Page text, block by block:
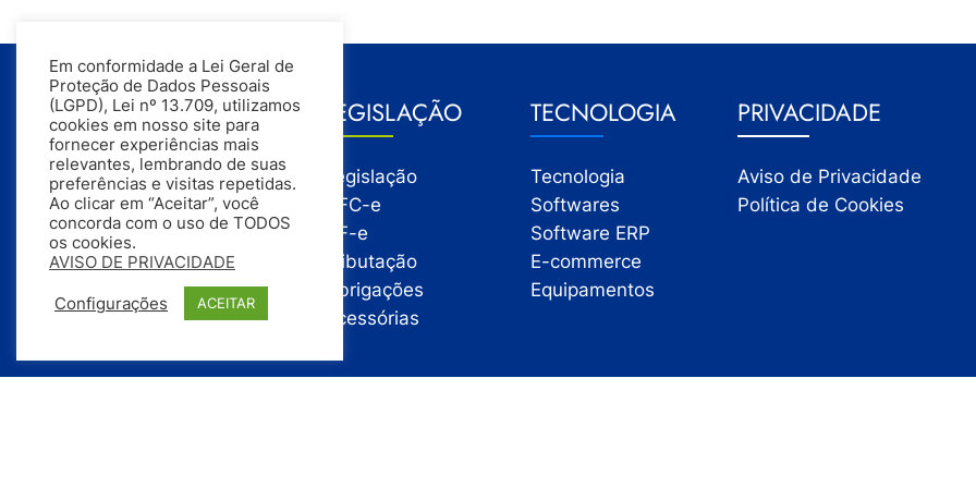
GESTÃO
Gestão
Gestão Financeira
Gestão de Pessoas
Compras
Estoque
Vendas
LEGISLAÇÃO
Legislação
NFC-e
NF-e
Tributação
Obrigações
Acessórias
TECNOLOGIA
Tecnologia
Softwares
Software ERP
E-commerce
Equipamentos
PRIVACIDADE
Aviso de Privacidade
Política de Cookies
Em conformidade a Lei Geral de
Proteção de Dados Pessoais
(LGPD), Lei nº 13.709, utilizamos
cookies em nosso site para
fornecer experiências mais
relevantes, lembrando de suas
preferências e visitas repetidas.
Ao clicar em “Aceitar”, você
concorda com o uso de TODOS
os cookies.
AVISO DE PRIVACIDADE
Configurações ACEITAR